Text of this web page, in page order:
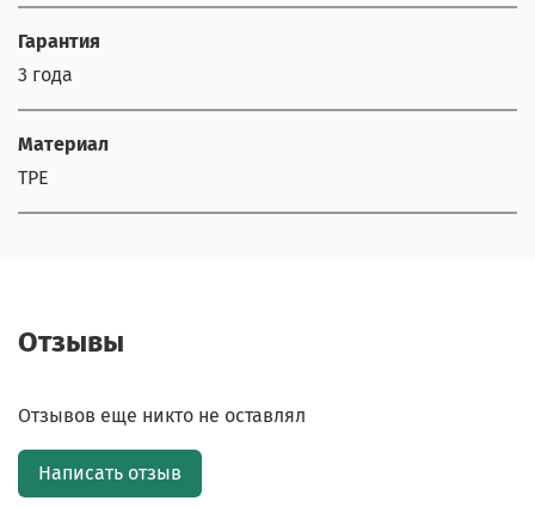
Гарантия
3 года
Материал
TPE
Отзывы
Отзывов еще никто не оставлял
Написать отзыв